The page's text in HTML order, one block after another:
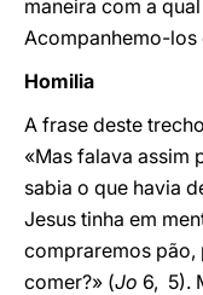
maneira com a
Acompanhemo-los
Homilia
A frase deste
«Mas falava assim
sabia o que havia
Jesus tinha em
compraremos pão,
comer?» (Jo 6, 5).